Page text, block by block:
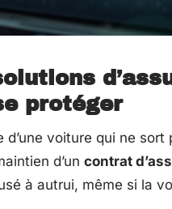
protéger
d’une voiture qui ne
d’un contrat
à autrui, même si la